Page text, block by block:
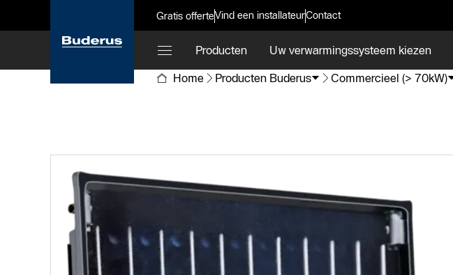
Gratis offerteVind een installateurContact
Producten Uw verwarmingssysteem kiezen
Home
Producten Buderus Commercieel (> 70kW)